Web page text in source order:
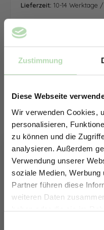
Zustimmung
Diese Webseite
Wir verwenden Cookies,
personalisieren,
zu können und die
analysieren. Außerdem
Verwendung unserer
soziale Medien, Werbung
Partner führen diese
weiteren Daten
haben oder die sie im
Lieferzeit: 10-14 Werktage
ERHALTE
DEINE